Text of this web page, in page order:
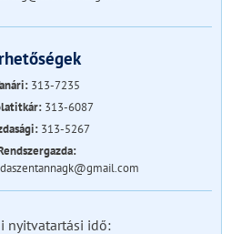
313-7235
313-6087
313-5267
nyitvatartási idő: